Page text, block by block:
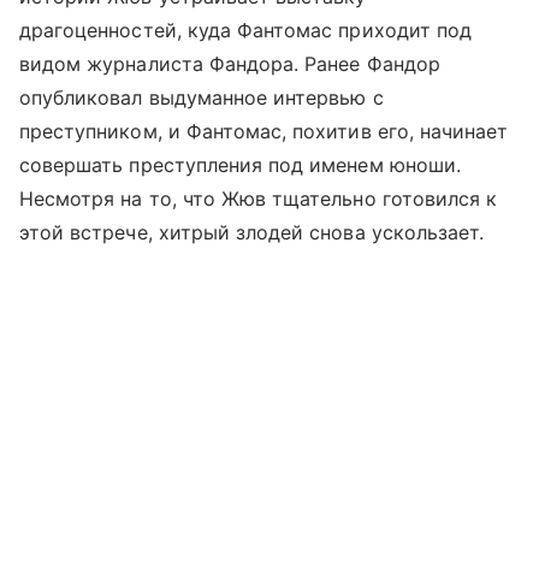
драгоценностей, куда Фантомас приходит под
видом журналиста Фандора. Ранее Фандор
опубликовал выдуманное интервью с
преступником, и Фантомас, похитив его, начинает
совершать преступления под именем юноши.
Несмотря на то, что Жюв тщательно готовился к
этой встрече, хитрый злодей снова ускользает.